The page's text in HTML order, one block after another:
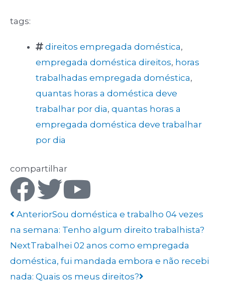
tags:
direitos empregada doméstica,
empregada doméstica direitos, horas
trabalhadas empregada doméstica,
quantas horas a doméstica deve
trabalhar por dia, quantas horas a
empregada doméstica deve trabalhar
por dia
compartilhar
AnteriorSou doméstica e trabalho 04 vezes
na semana: Tenho algum direito trabalhista?
NextTrabalhei 02 anos como empregada
doméstica, fui mandada embora e não recebi
nada: Quais os meus direitos?